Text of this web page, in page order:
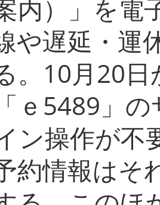
内）」を電
や遅延・運
。10月20
ｅ5489」
ン操作が不
約情報はそ